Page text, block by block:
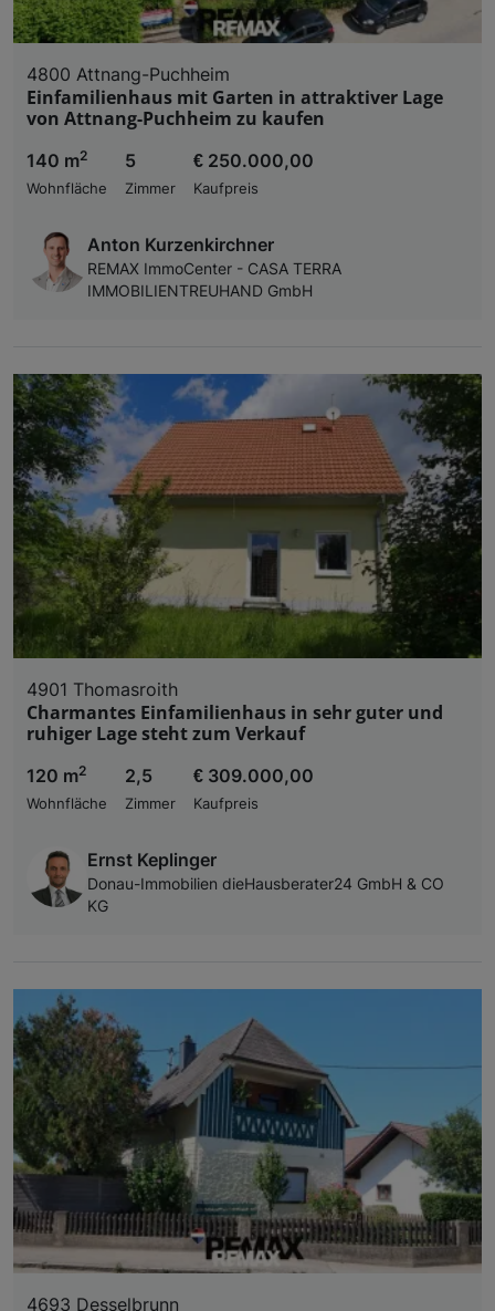
4800 Attnang-Puchheim
Einfamilienhaus mit Garten in attraktiver Lage
von Attnang-Puchheim zu kaufen
140 m2
Wohnfläche
5
Zimmer
€ 250.000,00
Kaufpreis
Anton Kurzenkirchner
REMAX ImmoCenter - CASA TERRA
IMMOBILIENTREUHAND GmbH
4901 Thomasroith
Charmantes Einfamilienhaus in sehr guter und
ruhiger Lage steht zum Verkauf
120 m2
Wohnfläche
2,5
Zimmer
€ 309.000,00
Kaufpreis
Ernst Keplinger
Donau-Immobilien dieHausberater24 GmbH & CO
KG
4693 Desselbrunn